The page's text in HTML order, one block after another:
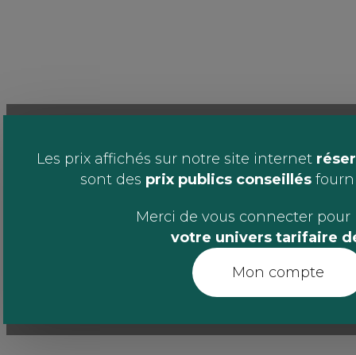
Les prix affichés sur notre site internet
sont des prix publics conseillés
Merci de vous connecter pour
votre univers tarifaire
Mon compte